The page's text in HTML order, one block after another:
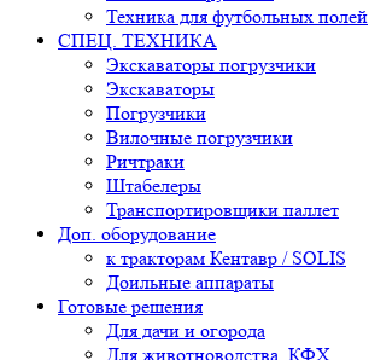
Техника для футбольных полей
СПЕЦ. ТЕХНИКА
Экскаваторы погрузчики
Экскаваторы
Погрузчики
Вилочные погрузчики
Ричтраки
Штабелеры
Транспортировщики паллет
Доп. оборудование
к тракторам Кентавр / SOLIS
Доильные аппараты
Готовые решения
Для дачи и огорода
Для животноводства, КФХ